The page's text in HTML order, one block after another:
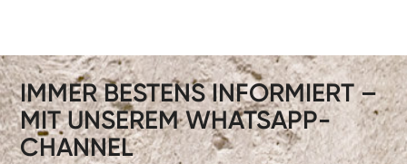
IMMER BESTENS INFORMIERT –
MIT UNSEREM WHATSAPP-
CHANNEL